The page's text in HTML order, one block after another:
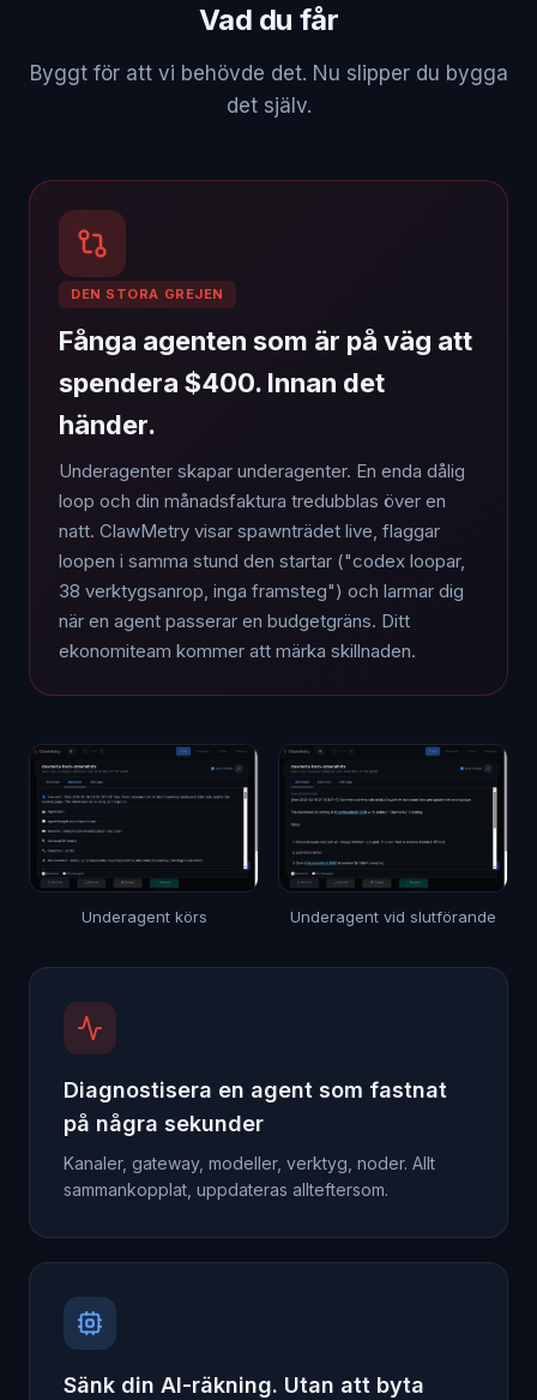
Vad du får
Byggt för att vi behövde det. Nu slipper du bygga
det själv.
DEN STORA GREJEN
Fånga agenten som är på väg att
spendera $400. Innan det
händer.
Underagenter skapar underagenter. En enda dålig
loop och din månadsfaktura tredubblas över en
natt. ClawMetry visar spawnträdet live, flaggar
loopen i samma stund den startar ("codex loopar,
38 verktygsanrop, inga framsteg") och larmar dig
när en agent passerar en budgetgräns. Ditt
ekonomiteam kommer att märka skillnaden.
Underagent körs Underagent vid slutförande
Diagnostisera en agent som fastnat
på några sekunder
Kanaler, gateway, modeller, verktyg, noder. Allt
sammankopplat, uppdateras allteftersom.
Sänk din AI-räkning. Utan att byta